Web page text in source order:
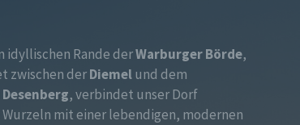
idyllischen Rande derWarburger Börde,
zwischen derDiemelund dem
Desenberg, verbindet unser Dorf
mit einer lebendigen, modernen